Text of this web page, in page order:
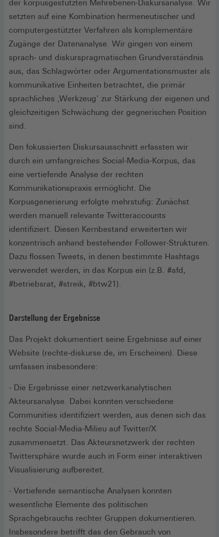
der korpusgestützten Mehrebenen-Diskursanalyse. Wir
setzten auf eine Kombination hermeneutischer und
computergestützter Verfahren als komplementäre
Zugänge der Datenanalyse. Wir gingen von einem
sprach- und diskurspragmatischen Grundverständnis
aus, das Schlagwörter oder Argumentationsmuster als
kommunikative Einheiten betrachtet, die primär
sprachliches ‚Werkzeug‘ zur Stärkung der eigenen und
gleichzeitigen Schwächung der gegnerischen Position
sind.
Den fokussierten Diskursausschnitt erfassten wir
durch ein umfangreiches Social-Media-Korpus, das
eine vertiefende Analyse der rechten
Kommunikationspraxis ermöglicht. Die
Korpusgenerierung erfolgte mehrstufig: Zunächst
werden manuell relevante Twitteraccounts
identifiziert. Diesen Kernbestand erweiterten wir
konzentrisch anhand bestehender Follower-Strukturen.
Dazu flossen Tweets, in denen bestimmte Hashtags
verwendet werden, in das Korpus ein (z.B. #afd,
#betriebsrat, #streik, #btw21).
Darstellung der Ergebnisse
Das Projekt dokumentiert seine Ergebnisse auf einer
Website (rechte-diskurse.de, im Erscheinen). Diese
umfassen insbesondere:
- Die Ergebnisse einer netzwerkanalytischen
Akteursanalyse. Dabei konnten verschiedene
Communities identifiziert werden, aus denen sich das
rechte Social-Media-Milieu auf Twitter/X
zusammensetzt. Das Akteursnetzwerk der rechten
Twittersphäre wurde auch in Form einer interaktiven
Visualisierung aufbereitet.
- Vertiefende semantische Analysen konnten
wesentliche Elemente des politischen
Sprachgebrauchs rechter Gruppen dokumentieren.
Insbesondere betrifft das den Gebrauch von